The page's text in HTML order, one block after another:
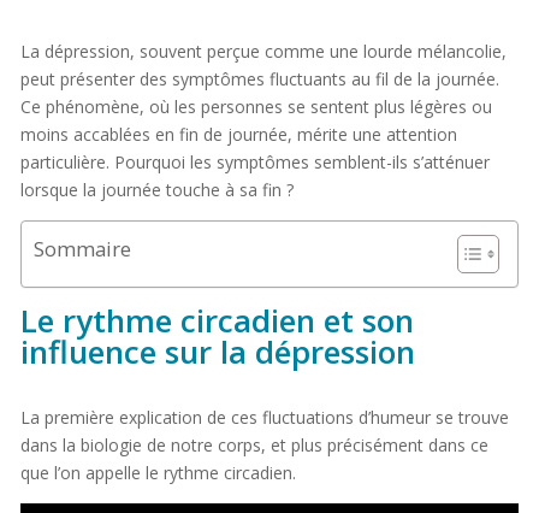
La dépression, souvent perçue comme une lourde mélancolie,
peut présenter des symptômes fluctuants au fil de la journée.
Ce phénomène, où les personnes se sentent plus légères ou
moins accablées en fin de journée, mérite une attention
particulière. Pourquoi les symptômes semblent-ils s’atténuer
lorsque la journée touche à sa fin ?
Sommaire
Le rythme circadien et son
influence sur la dépression
La première explication de ces fluctuations d’humeur se trouve
dans la biologie de notre corps, et plus précisément dans ce
que l’on appelle le rythme circadien.